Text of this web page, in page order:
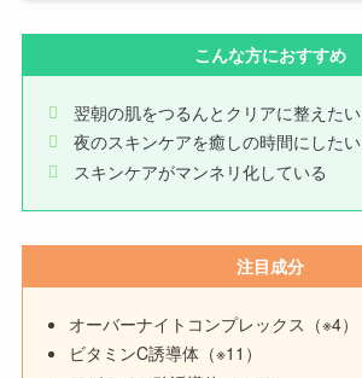
こんな方におすすめ
翌朝の肌をつるんとクリアに整えたい
夜のスキンケアを癒しの時間にしたい
スキンケアがマンネリ化している
注目成分
オーバーナイトコンプレックス（※4）
ビタミンC誘導体（※11）